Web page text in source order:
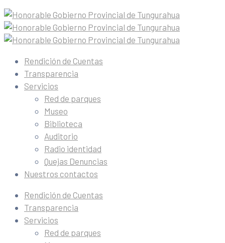
Rendición de Cuentas
Transparencia
Servicios
Red de parques
Museo
Biblioteca
Auditorio
Radio identidad
Quejas Denuncias
Nuestros contactos
Rendición de Cuentas
Transparencia
Servicios
Red de parques